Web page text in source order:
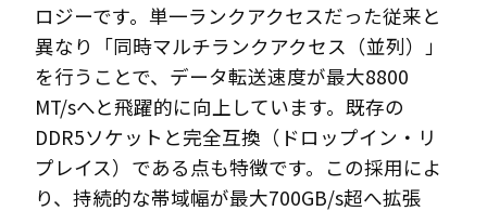
ロジーです。単一ランクアクセスだった従来と
異なり「同時マルチランクアクセス（並列）」
を行うことで、データ転送速度が最大8800
MT/sへと飛躍的に向上しています。既存の
DDR5ソケットと完全互換（ドロップイン・リ
プレイス）である点も特徴です。この採用によ
り、持続的な帯域幅が最大700GB/s超へ拡張